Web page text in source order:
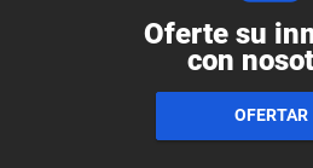
Oferte su
con
OFERTAR